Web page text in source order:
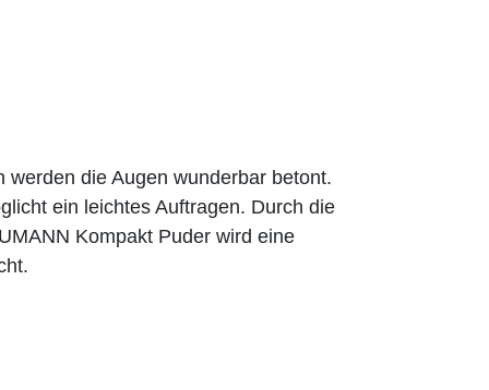
die Augen wunderbar betont.
ein leichtes Auftragen. Durch die
Kompakt Puder wird eine